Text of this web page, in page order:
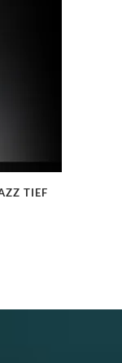
TIEF